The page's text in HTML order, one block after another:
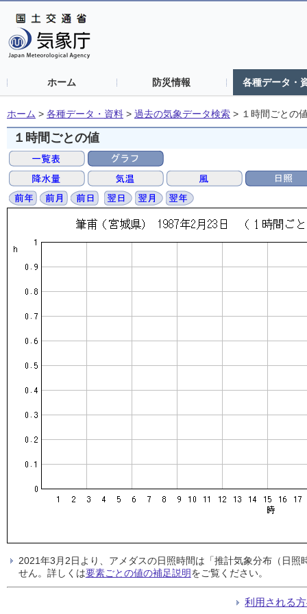
ホーム 防災情報 各種データ・
ホーム > 各種データ・資料 > 過去の気象データ検索 > １時間ごとの
１時間ごとの値
2021年3月2日より、アメダスの日照時間は「推計気象分布（日
せん。詳しくは要素ごとの値の補足説明をご覧ください。
利用される